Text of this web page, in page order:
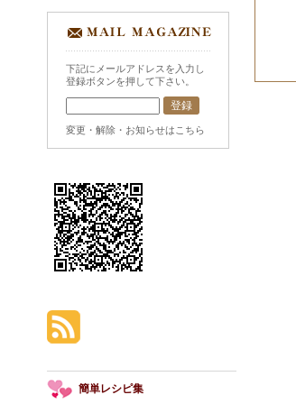
下記にメールアドレスを入力し
登録ボタンを押して下さい。
変更・解除・お知らせはこちら
簡単レシピ集